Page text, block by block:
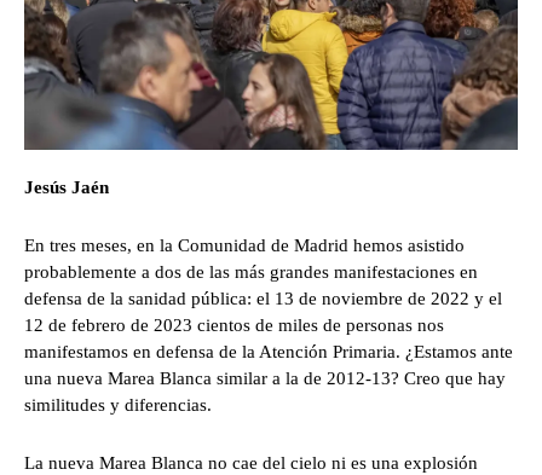
Jesús Jaén
En tres meses, en la Comunidad de Madrid hemos asistido
probablemente a dos de las más grandes manifestaciones en
defensa de la sanidad pública: el 13 de noviembre de 2022 y el
12 de febrero de 2023 cientos de miles de personas nos
manifestamos en defensa de la Atención Primaria. ¿Estamos ante
una nueva Marea Blanca similar a la de 2012-13? Creo que hay
similitudes y diferencias.
La nueva Marea Blanca no cae del cielo ni es una explosión